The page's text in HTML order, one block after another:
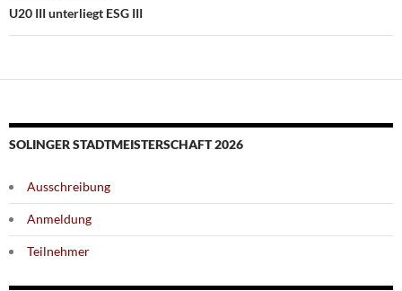
U20 III unterliegt ESG III
SOLINGER STADTMEISTERSCHAFT 2026
Ausschreibung
Anmeldung
Teilnehmer